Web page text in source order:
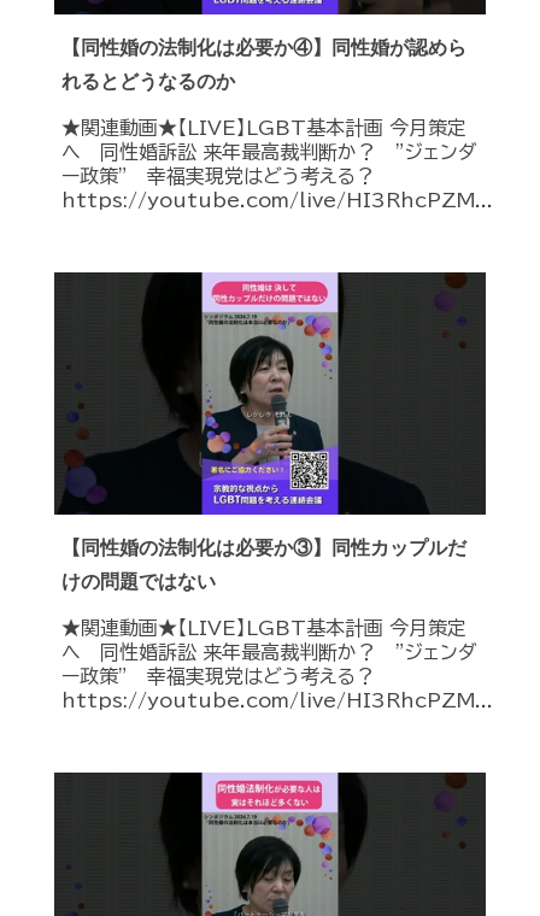
【同性婚の法制化は必要か④】同性婚が認めら
れるとどうなるのか
★関連動画★【LIVE】LGBT基本計画 今月策定
へ 同性婚訴訟 来年最高裁判断か？ ”ジェンダ
ー政策” 幸福実現党はどう考える？
https://youtube.com/live/HI3RhcPZM...
【同性婚の法制化は必要か③】同性カップルだ
けの問題ではない
★関連動画★【LIVE】LGBT基本計画 今月策定
へ 同性婚訴訟 来年最高裁判断か？ ”ジェンダ
ー政策” 幸福実現党はどう考える？
https://youtube.com/live/HI3RhcPZM...